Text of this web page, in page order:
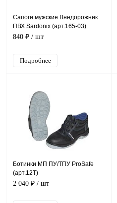
Сапоги мужские Внедорожник
ПВХ Sardonix (арт.165-03)
840 ₽ / шт
Подробнее
Ботинки МП ПУ/ТПУ ProSafe
(арт.12Т)
2 040 ₽ / шт